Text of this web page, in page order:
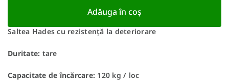
Adăuga în coş
Saltea Hades cu rezistență la deteriorare
Duritate: tare
Capacitate de încărcare: 120 kg / loc